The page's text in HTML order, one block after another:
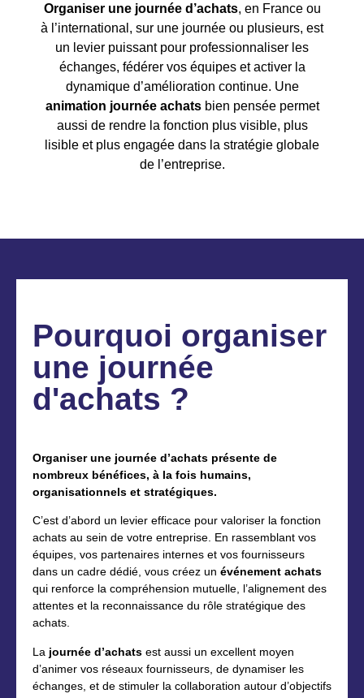
Organiser une journée d’achats, en France ou
à l’international, sur une journée ou plusieurs, est
un levier puissant pour professionnaliser les
échanges, fédérer vos équipes et activer la
dynamique d’amélioration continue. Une
animation journée achatsbien pensée permet
aussi de rendre la fonction plus visible, plus
lisible et plus engagée dans la stratégie globale
de l’entreprise.
Pourquoi organiser
une journée
d'achats ?
Organiser une journée d’achats présente de
nombreux bénéfices, à la fois humains,
organisationnels et stratégiques.
C’est d’abord un levier efficace pour valoriser la fonction
achats au sein de votre entreprise. En rassemblant vos
équipes, vos partenaires internes et vos fournisseurs
dans un cadre dédié, vous créez un événement achats
qui renforce la compréhension mutuelle, l’alignement des
attentes et la reconnaissance du rôle stratégique des
achats.
La journée d’achats est aussi un excellent moyen
d’animer vos réseaux fournisseurs, de dynamiser les
échanges, et de stimuler la collaboration autour d’objectifs